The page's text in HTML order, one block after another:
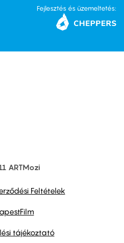
Fejlesztés és üzemeltetés:
ARTMozi
Feltételek
tájékoztató